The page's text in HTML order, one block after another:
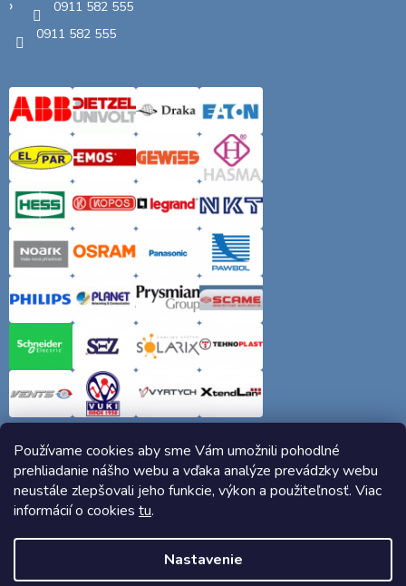
Používame cookies aby sme Vám umožnili pohodlné
prehliadanie nášho webu a vďaka analýze prevádzky webu
neustále zlepšovali jeho funkcie, výkon a použiteľnosť. Viac
informácií o cookies tu.
Nastavenie
0911 582 555
0911 582 555
Copyright 2026Elektro-siete.sk. Všetky práva vyhradené.